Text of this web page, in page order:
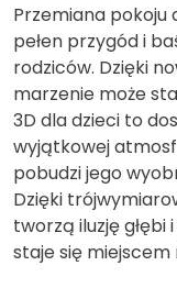
Przemiana pokoju
pełen przygód i
rodziców. Dzięki
marzenie może
3D dla dzieci to
wyjątkowej
pobudzi jego
Dzięki
tworzą iluzję głębi
staje się miejscem